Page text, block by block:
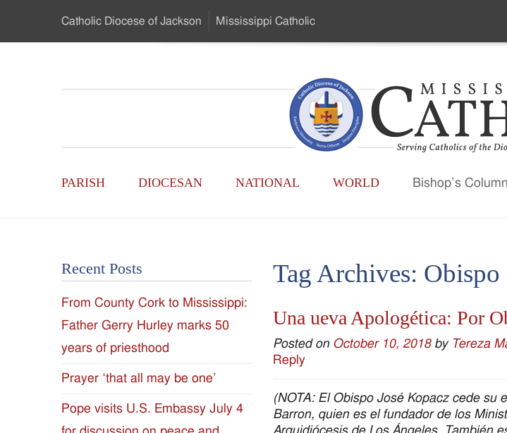
…
Catholic Diocese of Jackson Mississippi Catholic
Catholic
-
of
the
Diocese
of
Jackson
Main
PARISH DIOCESAN NATIONAL WORLD Bishop’s Column
Tag Archives: Obispo
Una ueva Apologética: Por
Posted on October 10, 2018 by Tereza
Reply
(NOTA: El Obispo José Kopacz cede su
Barron, quien es el fundador de los
Recent Posts
From County Cork to Mississippi:
Father Gerry Hurley marks 50
years of priesthood
Prayer ‘that all may be one’
Pope visits U.S. Embassy July 4